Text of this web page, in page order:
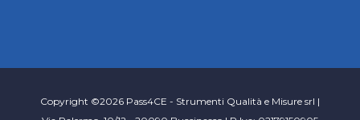
Copyright ©2026 Pass4CE - Strumenti Qualità e Misure srl |